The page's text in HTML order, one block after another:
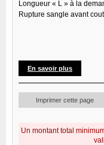
Longueur « L » à la
Rupture sangle avant
En savoir plus
Imprimer cette page
Un montant total